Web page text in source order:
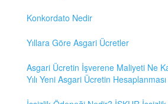
Konkordato Nedir
Yıllara Göre Asgari Ücretler
Asgari Ücretin İşverene Maliyeti Ne
Yılı Yeni Asgari Ücretin Hesaplanması